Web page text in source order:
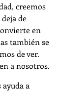
creemos
de
en
también se
de ver.
a nosotros.
a